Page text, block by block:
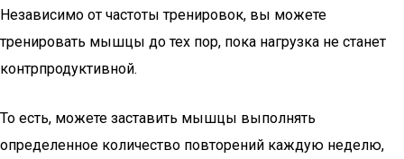
Независимо от частоты тренировок, вы можете
тренировать мышцы до тех пор, пока нагрузка не станет
контрпродуктивной.
То есть, можете заставить мышцы выполнять
определенное количество повторений каждую неделю,